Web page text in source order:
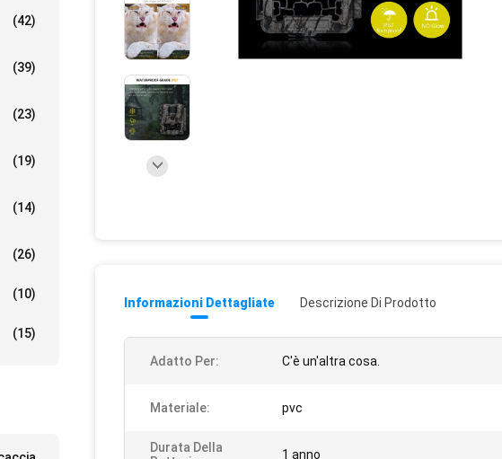
(42)
(39)
(23)
(19)
(14)
(26)
(10)
(15)
Informazioni Dettagliate Descrizione Di Prodotto
Adatto Per: C'è un'altra cosa.
Materiale: pvc
Durata Della
1 anno